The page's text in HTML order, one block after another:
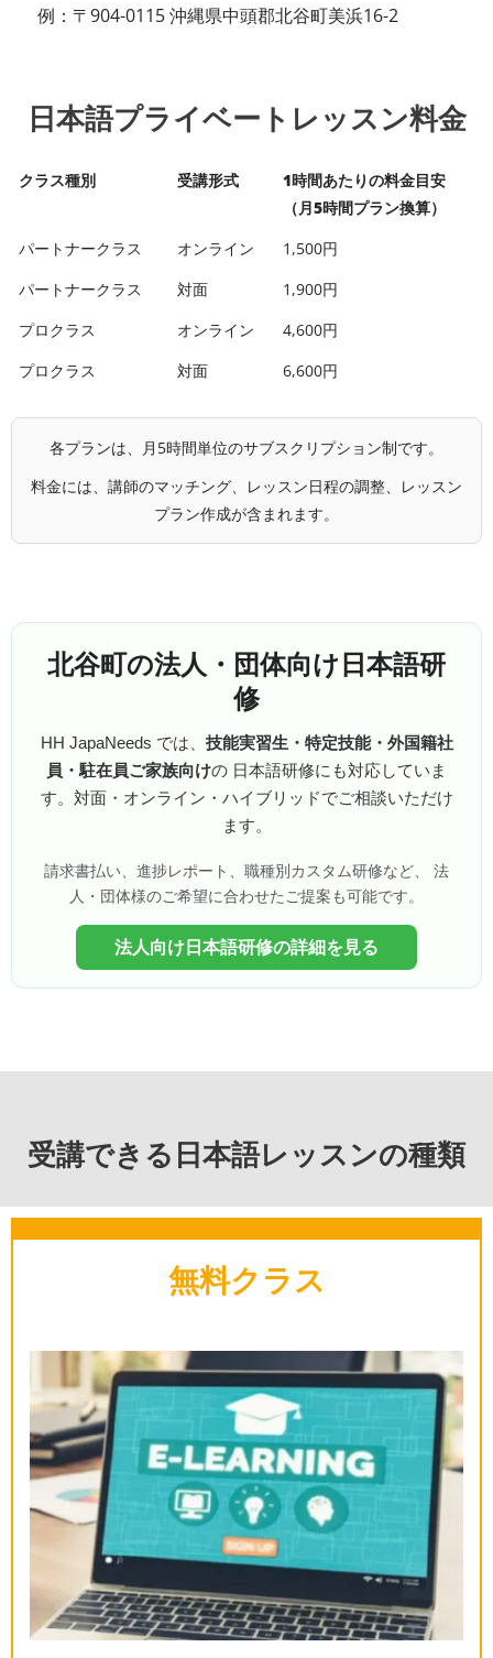
例：〒904-0115 沖縄県中頭郡北谷町美浜16-2
日本語プライベートレッスン料金
クラス種別 受講形式
1時間あたりの料金目安
（月5時間プラン換算）
パートナークラス
オンライン
1,500円
パートナークラス
対面
1,900円
プロクラス
オンライン
4,600円
プロクラス
対面 6,600円
各プランは、月5時間単位のサブスクリプション制です。
料金には、講師のマッチング、レッスン日程の調整、レッスン
プラン作成が含まれます。
北谷町の法人・団体向け日本語研
修
HH JapaNeeds では、 技能実習生・特定技能・外国籍社
員・駐在員ご家族向けの 日本語研修にも対応していま
す。対面・オンライン・ハイブリッドでご相談いただけ
ます。
請求書払い、進捗レポート、職種別カスタム研修など、 法
人・団体様のご希望に合わせたご提案も可能です。
法人向け日本語研修の詳細を見る
受講できる日本語レッスンの種類
無料クラス